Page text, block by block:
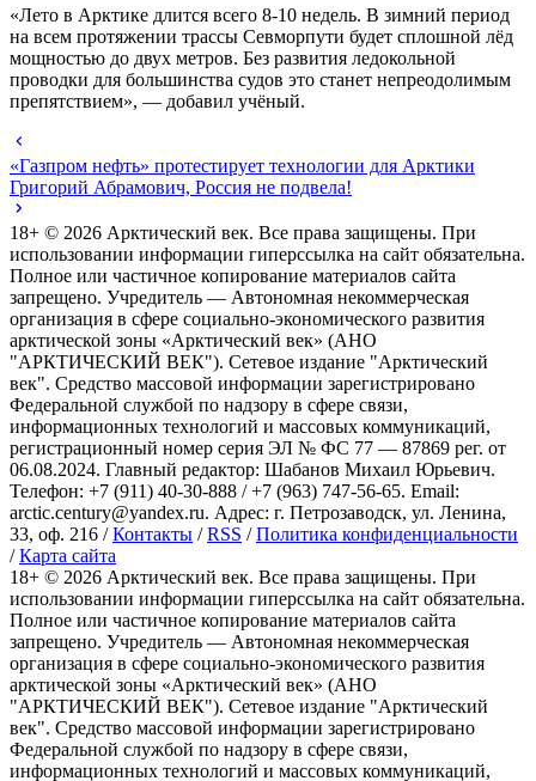
«Лето в Арктике длится всего 8-10 недель. В зимний период
на всем протяжении трассы Севморпути будет сплошной лёд
мощностью до двух метров. Без развития ледокольной
проводки для большинства судов это станет непреодолимым
препятствием», — добавил учёный.
«Газпром нефть» протестирует технологии для Арктики
Григорий Абрамович, Россия не подвела!
18+ © 2026 Арктический век. Все права защищены. При
использовании информации гиперссылка на сайт обязательна.
Полное или частичное копирование материалов сайта
запрещено. Учредитель — Автономная некоммерческая
организация в сфере социально-экономического развития
арктической зоны «Арктический век» (АНО
"АРКТИЧЕСКИЙ ВЕК"). Сетевое издание "Арктический
век". Средство массовой информации зарегистрировано
Федеральной службой по надзору в сфере связи,
информационных технологий и массовых коммуникаций,
регистрационный номер серия ЭЛ № ФС 77 — 87869 рег. от
06.08.2024. Главный редактор: Шабанов Михаил Юрьевич.
Телефон: +7 (911) 40-30-888 / +7 (963) 747-56-65. Email:
arctic.century@yandex.ru. Адрес: г. Петрозаводск, ул. Ленина,
33, оф. 216 /Контакты /RSS /Политика конфиденциальности
/Карта сайта
18+ © 2026 Арктический век. Все права защищены. При
использовании информации гиперссылка на сайт обязательна.
Полное или частичное копирование материалов сайта
запрещено. Учредитель — Автономная некоммерческая
организация в сфере социально-экономического развития
арктической зоны «Арктический век» (АНО
"АРКТИЧЕСКИЙ ВЕК"). Сетевое издание "Арктический
век". Средство массовой информации зарегистрировано
Федеральной службой по надзору в сфере связи,
информационных технологий и массовых коммуникаций,